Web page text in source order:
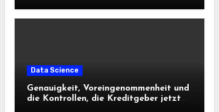
Data Science
Genauigkeit, Voreingenommenheit und
die Kontrollen, die Kreditgeber jetzt